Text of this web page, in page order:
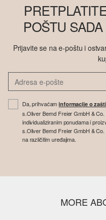
POŠTU
Prijavite se na e-poštu i
Da, prihvaćaminformacije o
s.Oliver Bernd Freier GmbH &
individualiziranim ponudama i
s.Oliver Bernd Freier GmbH &
na različitim uređajima.
MORE